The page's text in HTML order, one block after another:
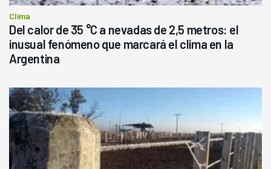
Clima
Del calor de 35 °C a nevadas de 2,5 metros: el
inusual fenómeno que marcará el clima en la
Argentina